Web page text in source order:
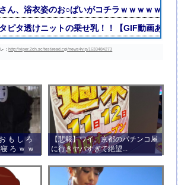
ん、浴衣姿のお○ぱいがコチラｗｗｗｗｗｗｗ
ピタ透けニットの乗せ乳！！【GIF動画あり
： http://viper.2ch.sc/test/read.cgi/news4vip/1633484273
も し ろ
ろ ｗ ｗ
ｗ
【悲報】ワイ、京都のパチンコ屋
に行きヤバすぎて絶望...